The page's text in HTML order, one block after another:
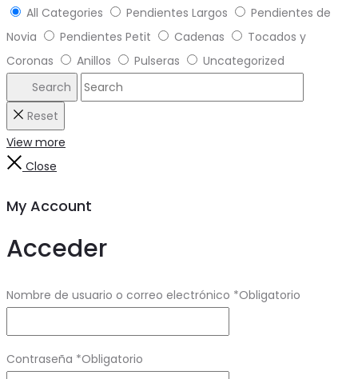
All Categories Pendientes Largos
Pendientes de
Novia
Pendientes Petit Cadenas
Tocados y
Coronas
Anillos Pulseras
Uncategorized
Search
Reset
View more
Close
My Account
Acceder
Nombre de usuario o correo electrónico *Obligatorio
Contraseña *Obligatorio